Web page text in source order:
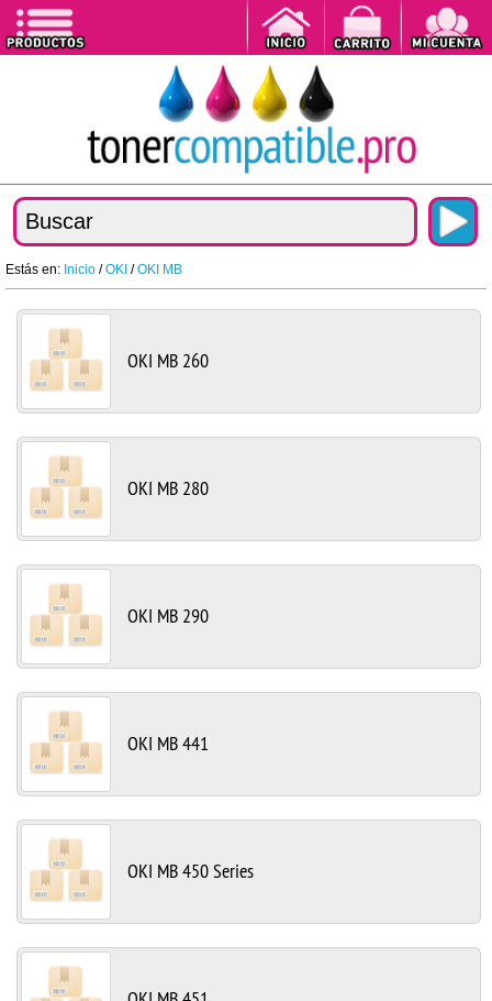
Estás en: Inicio /OKI /OKI MB
OKI MB 260
OKI MB 280
OKI MB 290
OKI MB 441
OKI MB 450 Series